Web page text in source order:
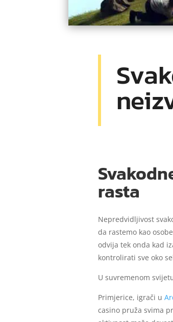
rasta
Nepredvidljivost
da rastemo kao
odvija tek onda kad
kontrolirati sve oko
U suvremenom
Primjerice, igrači u
casino pruža svima